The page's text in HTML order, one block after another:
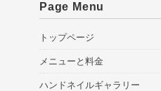
Page Menu
トップページ
メニューと料金
ハンドネイルギャラリー